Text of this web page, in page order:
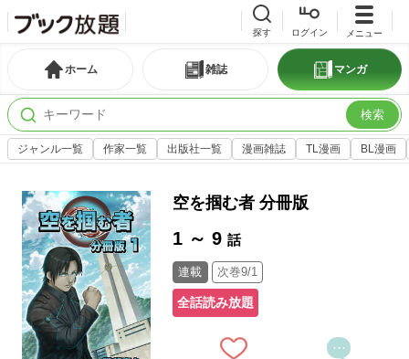
探す ログイン メニュー
ホーム 雑誌 マンガ
検索
ジャンル一覧 作家一覧 出版社一覧 漫画雑誌 TL漫画 BL漫画
空を掴む者 分冊版
1 ～ 9話
連載 次巻9/1
全話読み放題